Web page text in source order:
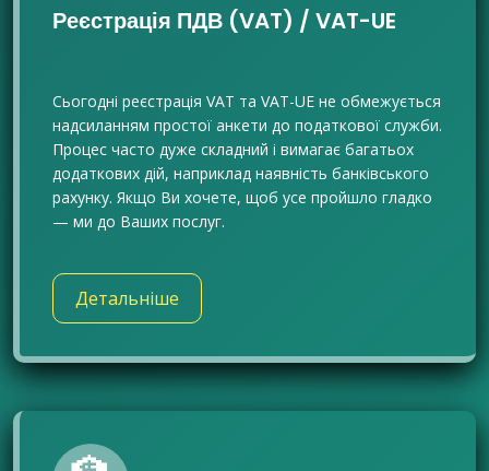
Реєстрація ПДВ (VAT) / VAT-UE
Сьогодні реєстрація VAT та VAT-UE не обмежується
надсиланням простої анкети до податкової служби.
Процес часто дуже складний і вимагає багатьох
додаткових дій, наприклад наявність банківського
рахунку. Якщо Ви хочете, щоб усе пройшло гладко
— ми до Ваших послуг.
Детальніше